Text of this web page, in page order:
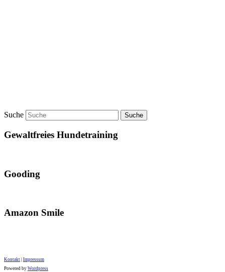
Suche
Gewaltfreies Hundetraining
Gooding
Amazon Smile
Kontakt Impressum
Powered by Wordpress